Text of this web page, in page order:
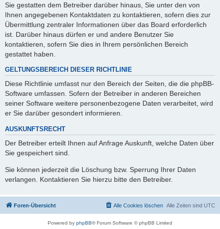
Sie gestatten dem Betreiber darüber hinaus, Sie unter den von
Ihnen angegebenen Kontaktdaten zu kontaktieren, sofern dies zur
Übermittlung zentraler Informationen über das Board erforderlich
ist. Darüber hinaus dürfen er und andere Benutzer Sie
kontaktieren, sofern Sie dies in Ihrem persönlichen Bereich
gestattet haben.
GELTUNGSBEREICH DIESER RICHTLINIE
Diese Richtlinie umfasst nur den Bereich der Seiten, die die phpBB-
Software umfassen. Sofern der Betreiber in anderen Bereichen
seiner Software weitere personenbezogene Daten verarbeitet, wird
er Sie darüber gesondert informieren.
AUSKUNFTSRECHT
Der Betreiber erteilt Ihnen auf Anfrage Auskunft, welche Daten über
Sie gespeichert sind.
Sie können jederzeit die Löschung bzw. Sperrung Ihrer Daten
verlangen. Kontaktieren Sie hierzu bitte den Betreiber.
Foren-Übersicht Alle Zeiten sind UTC
Alle Cookies löschen
Powered by phpBB® Forum Software © phpBB Limited